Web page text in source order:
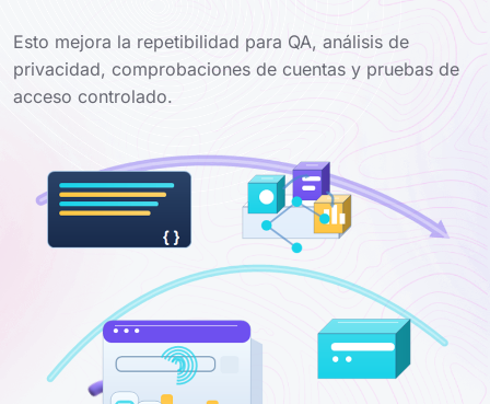
Esto mejora la repetibilidad para QA, análisis de
privacidad, comprobaciones de cuentas y pruebas de
acceso controlado.